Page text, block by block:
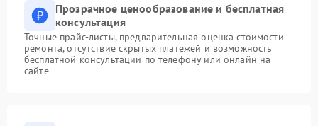
Прозрачное ценообразование и бесплатная
консультация
Точные прайс-листы, предварительная оценка стоимости
ремонта, отсутствие скрытых платежей и возможность
бесплатной консультации по телефону или онлайн на
сайте